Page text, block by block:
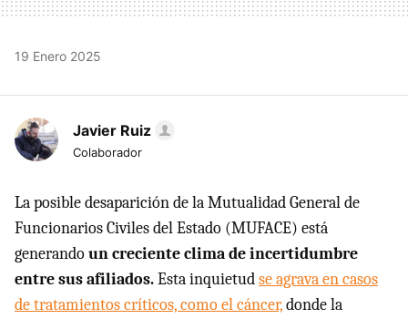
19 Enero 2025
Javier Ruiz
Colaborador
La posible desaparición de la Mutualidad General de
Funcionarios Civiles del Estado (MUFACE) está
generandoun creciente clima de incertidumbre
entre sus afiliados.Esta inquietudse agrava en casos
de tratamientos críticos, como el cáncer,donde la